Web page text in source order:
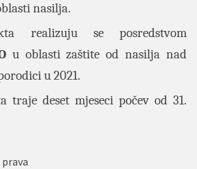
nasilja.
realizuju se posredstvom
u oblasti zaštite od nasilja nad
u 2021.
traje deset mjeseci počev od 31.